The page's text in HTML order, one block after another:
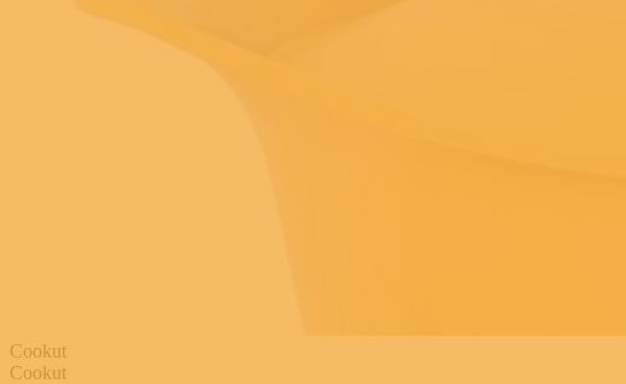
Cookut
Cookut